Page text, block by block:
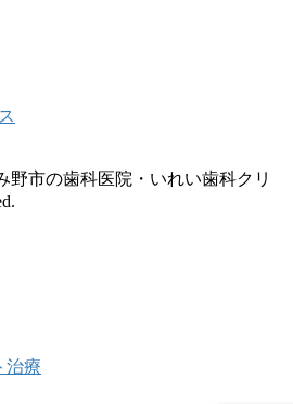
野市の歯科医院・いれい歯科クリ
治療